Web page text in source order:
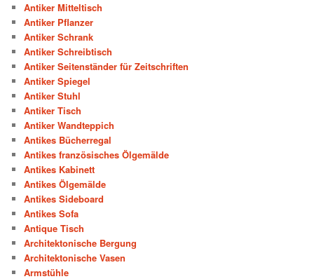
Antiker Mitteltisch
Antiker Pflanzer
Antiker Schrank
Antiker Schreibtisch
Antiker Seitenständer für Zeitschriften
Antiker Spiegel
Antiker Stuhl
Antiker Tisch
Antiker Wandteppich
Antikes Bücherregal
Antikes französisches Ölgemälde
Antikes Kabinett
Antikes Ölgemälde
Antikes Sideboard
Antikes Sofa
Antique Tisch
Architektonische Bergung
Architektonische Vasen
Armstühle